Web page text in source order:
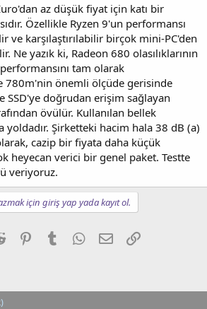
az düşük fiyat için katı bir
Özellikle Ryzen 9'un performansı
ve karşılaştırılabilir birçok mini-PC'den
Ne yazık ki, Radeon 680 olasılıklarının
tam olarak
780m'nin önemli ölçüde gerisinde
SSD'ye doğrudan erişim sağlayan
övülür. Kullanılan bellek
yoldadır. Şirketteki hacim hala 38 dB (a)
cazip bir fiyata daha küçük
heyecan verici bir genel paket. Testte
veriyoruz.
için giriş yap yada kayıt ol.
Reddit PinterestTumblrWhatsApp
E-postaLink